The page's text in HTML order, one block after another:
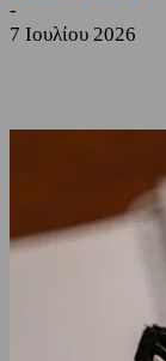
-
7 Ιουλίου 2026